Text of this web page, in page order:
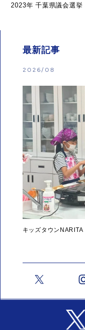
2023年 千葉県議会選挙
最新記事
2026/08
キッズタウンNARITA